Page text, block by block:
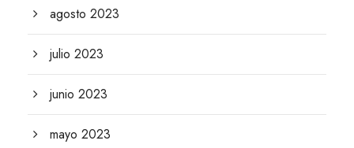
agosto 2023
julio 2023
junio 2023
mayo 2023